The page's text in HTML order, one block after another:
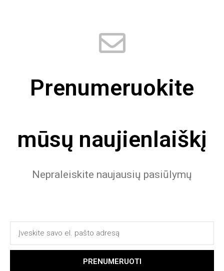
Prenumeruokite
mūsų naujienlaiškį
Nepraleiskite naujausių pasiūlymų
PRENUMERUOTI